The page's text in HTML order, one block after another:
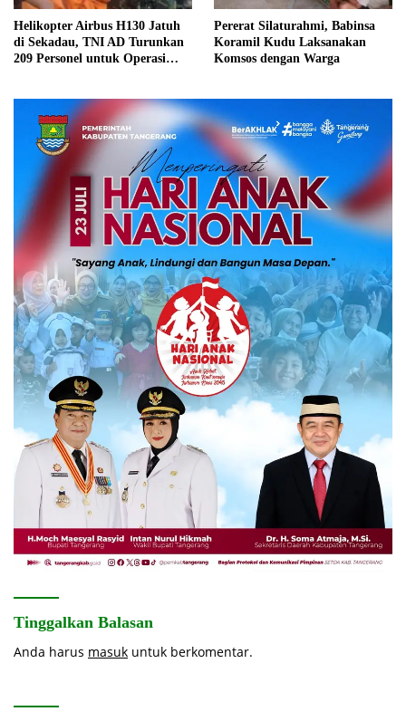
Helikopter Airbus H130 Jatuh
di Sekadau, TNI AD Turunkan
209 Personel untuk Operasi
Pererat Silaturahmi, Babinsa
Koramil Kudu Laksanakan
Komsos dengan Warga
Tinggalkan Balasan
Anda harus masuk untuk berkomentar.